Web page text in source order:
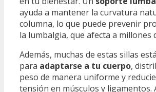
ayuda a mantener la curvatura
columna, lo que puede prevenir
la lumbalgia, que afecta a millones
Además, muchas de estas sillas
para adaptarse a tu cuerpo,
peso de manera uniforme y
tensión en músculos y ligamentos.